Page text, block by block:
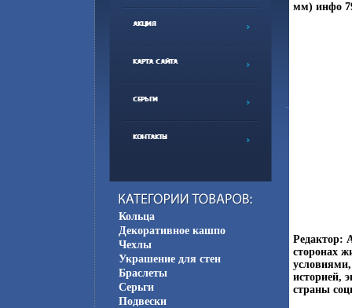
Кольца
Декоративное кашпо
Чехлы
Украшение для стен
Браслеты
Серьги
Подвески
мм) инфо
Редактор:
сторонах
историей,
страны